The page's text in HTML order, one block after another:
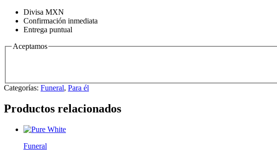
Divisa MXN
Confirmación inmediata
Entrega puntual
Aceptamos
Categorías: Funeral, Para él
Productos relacionados
Funeral